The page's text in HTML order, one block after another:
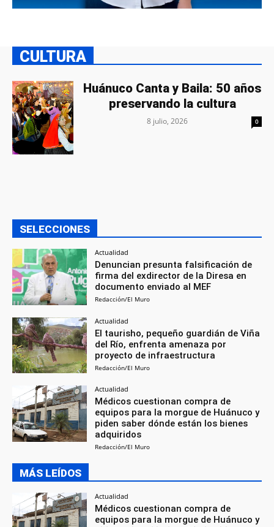
CULTURA
Huánuco Canta y Baila: 50 años
preservando la cultura
8 julio, 2026 0
SELECCIONES
Actualidad
Denuncian presunta falsificación de
firma del exdirector de la Diresa en
documento enviado al MEF
Redacción/El Muro
Actualidad
El taurisho, pequeño guardián de Viña
del Río, enfrenta amenaza por
proyecto de infraestructura
Redacción/El Muro
Actualidad
Médicos cuestionan compra de
equipos para la morgue de Huánuco y
piden saber dónde están los bienes
adquiridos
Redacción/El Muro
MÁS LEÍDOS
Actualidad
Médicos cuestionan compra de
equipos para la morgue de Huánuco y